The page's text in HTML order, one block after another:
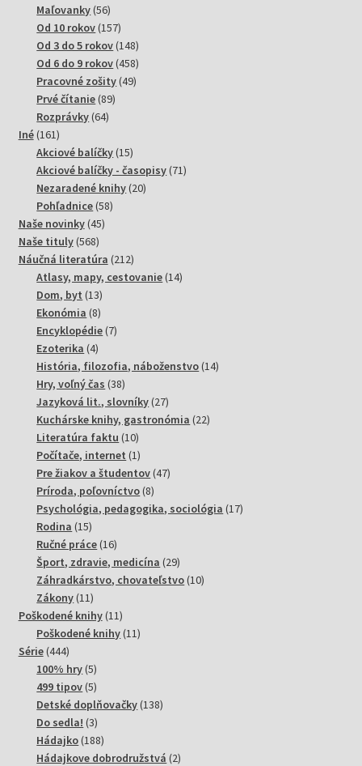
produktov
Maľovanky 5656
produktov
Od 10 rokov 157157
produktov
Od 3 do 5 rokov 148148
produktov
Od 6 do 9 rokov 458458
produktov
Pracovné zošity 4949
Prvé čítanie 8989
Rozprávky 6464
Iné 161161
produktov
Akciové balíčky 1515
produktov
Akciové balíčky - časopisy 7171
Nezaradené knihy 2020
Pohľadnice 5858
Naše novinky 4545
Naše tituly 568568
produktov
Náučná literatúra 212212
produktov
Atlasy, mapy, cestovanie 1414
Dom, byt 1313
produktov
Ekonómia 88
produktov
Encyklopédie 77
Ezoterika 44
produkty
História, filozofia, náboženstvo 1414
Hry, voľný čas 3838
produktov
Jazyková lit., slovníky 2727
produktov
Kuchárske knihy, gastronómia 2222
Literatúra faktu 1010
produktov
Počítače, internet 11
produkt
Pre žiakov a študentov 4747
Príroda, poľovníctvo 88
produktov
Psychológia, pedagogika, sociológia 1717
Rodina 1515
produktov
Ručné práce 1616
produktov
Šport, zdravie, medicína 2929
produktov
Záhradkárstvo, chovateľstvo 1010
Zákony 1111
produktov
Poškodené knihy 1111
produktov
Poškodené knihy 1111
Série 444444
produktov
100% hry 55
produktov
499 tipov 55
produktov
Detské doplňovačky 138138
Do sedla! 33
produkty
Hádajko 188188
produktov
Hádajkove dobrodružstvá 22